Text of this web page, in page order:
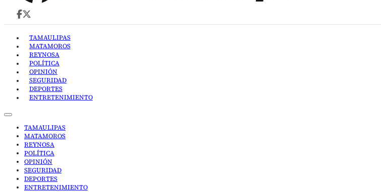
TAMAULIPAS
MATAMOROS
REYNOSA
POLÍTICA
OPINIÓN
SEGURIDAD
DEPORTES
ENTRETENIMIENTO
TAMAULIPAS
MATAMOROS
REYNOSA
POLÍTICA
OPINIÓN
SEGURIDAD
DEPORTES
ENTRETENIMIENTO